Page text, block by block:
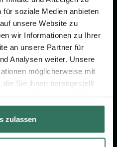
soziale Medien anbieten
unsere Website zu
wir Informationen zu Ihrer
an unsere Partner für
Analysen weiter. Unsere
möglicherweise mit
Sie ihnen bereitgestellt
zulassen
FÜR BESTATTER
Online-Portal
Kostenlos registrieren